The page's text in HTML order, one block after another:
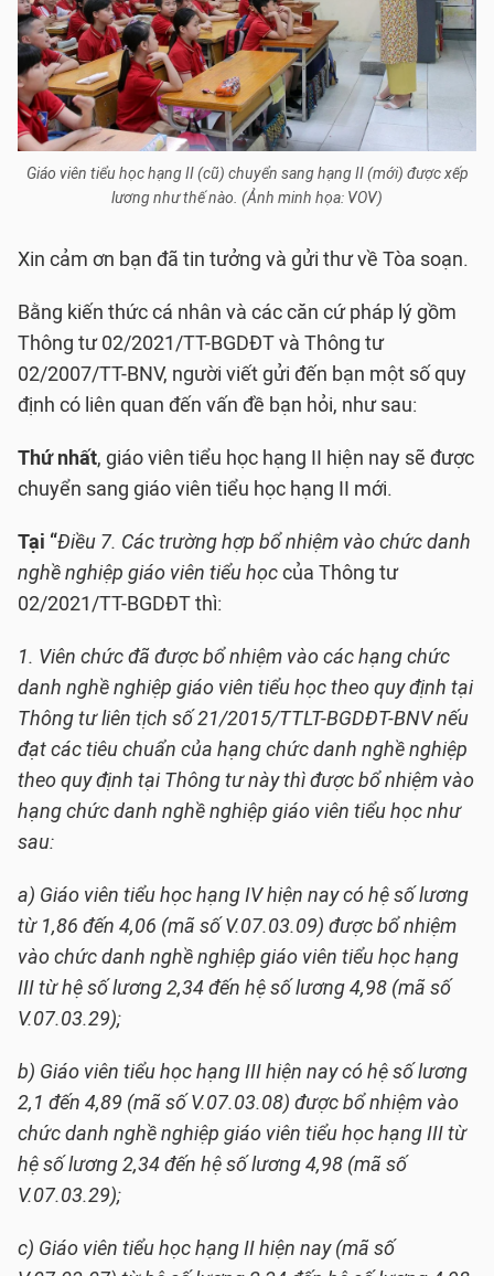
Giáo viên tiểu học hạng II (cũ) chuyển sang hạng II (mới) được xếp
lương như thế nào. (Ảnh minh họa: VOV)
Xin cảm ơn bạn đã tin tưởng và gửi thư về Tòa soạn.
Bằng kiến thức cá nhân và các căn cứ pháp lý gồm
Thông tư 02/2021/TT-BGDĐT và Thông tư
02/2007/TT-BNV, người viết gửi đến bạn một số quy
định có liên quan đến vấn đề bạn hỏi, như sau:
Thứ nhất, giáo viên tiểu học hạng II hiện nay sẽ được
chuyển sang giáo viên tiểu học hạng II mới.
Tại “Điều 7. Các trường hợp bổ nhiệm vào chức danh
nghề nghiệp giáo viên tiểu họccủa Thông tư
02/2021/TT-BGDĐT thì:
1. Viên chức đã được bổ nhiệm vào các hạng chức
danh nghề nghiệp giáo viên tiểu học theo quy định tại
Thông tư liên tịch số 21/2015/TTLT-BGDĐT-BNVnếu
đạt các tiêu chuẩn của hạng chức danh nghề nghiệp
theo quy định tại Thông tư này thì được bổ nhiệm vào
hạng chức danh nghề nghiệp giáo viên tiểu học như
sau:
a) Giáo viên tiểu học hạng IV hiện nay có hệ số lương
từ 1,86 đến 4,06 (mã số V.07.03.09) được bổ nhiệm
vào chức danh nghề nghiệp giáo viên tiểu học hạng
III từ hệ số lương 2,34 đến hệ số lương 4,98 (mã số
V.07.03.29);
b) Giáo viên tiểu học hạng III hiện nay có hệ số lương
2,1 đến 4,89 (mã số V.07.03.08) được bổ nhiệm vào
chức danh nghề nghiệp giáo viên tiểu học hạng III từ
hệ số lương 2,34 đến hệ số lương 4,98 (mã số
V.07.03.29);
c) Giáo viên tiểu học hạng II hiện nay (mã số